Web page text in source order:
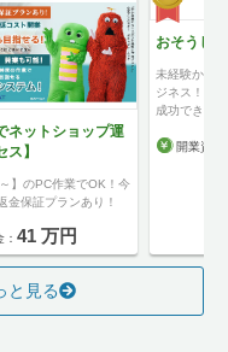
ネットショップ運
ス】
～】のPC作業でOK！今
金保証プランあり！
：41 万円
おそうじ
未経験から
ジネス！低
成功できる！
開業資金
と見る